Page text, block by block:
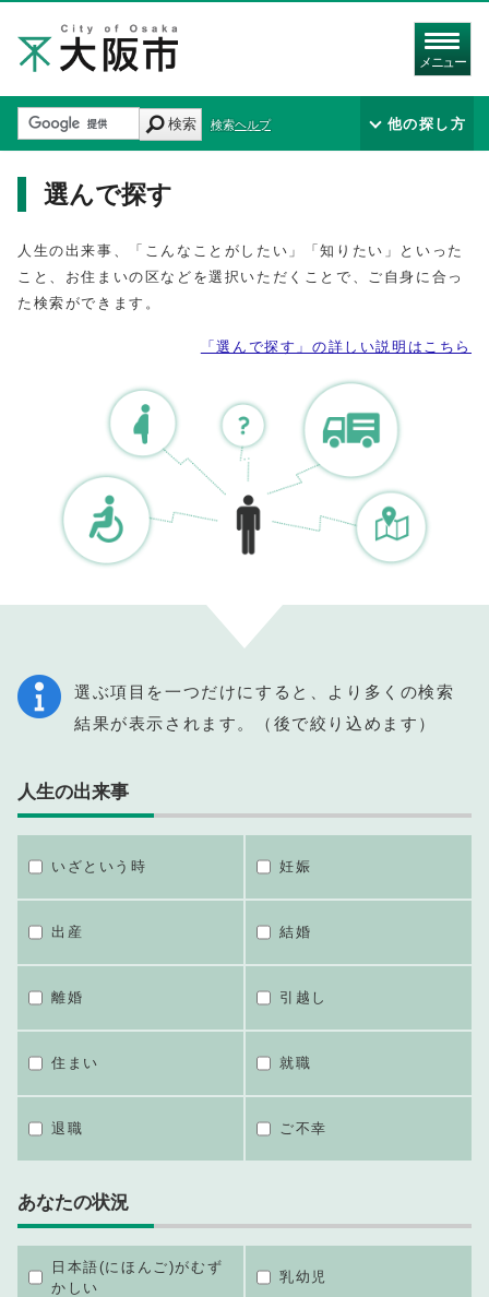
メニュー
検索 検索ヘルプ 他の探し方
選んで探す
人生の出来事、「こんなことがしたい」「知りたい」といった
こと、お住まいの区などを選択いただくことで、ご自身に合っ
た検索ができます。
「選んで探す」の詳しい説明はこちら
選ぶ項目を一つだけにすると、より多くの検索
結果が表示されます。（後で絞り込めます）
人生の出来事
いざという時 妊娠
出産 結婚
離婚 引越し
住まい 就職
退職 ご不幸
あなたの状況
日本語(にほんご)がむず
かしい
乳幼児